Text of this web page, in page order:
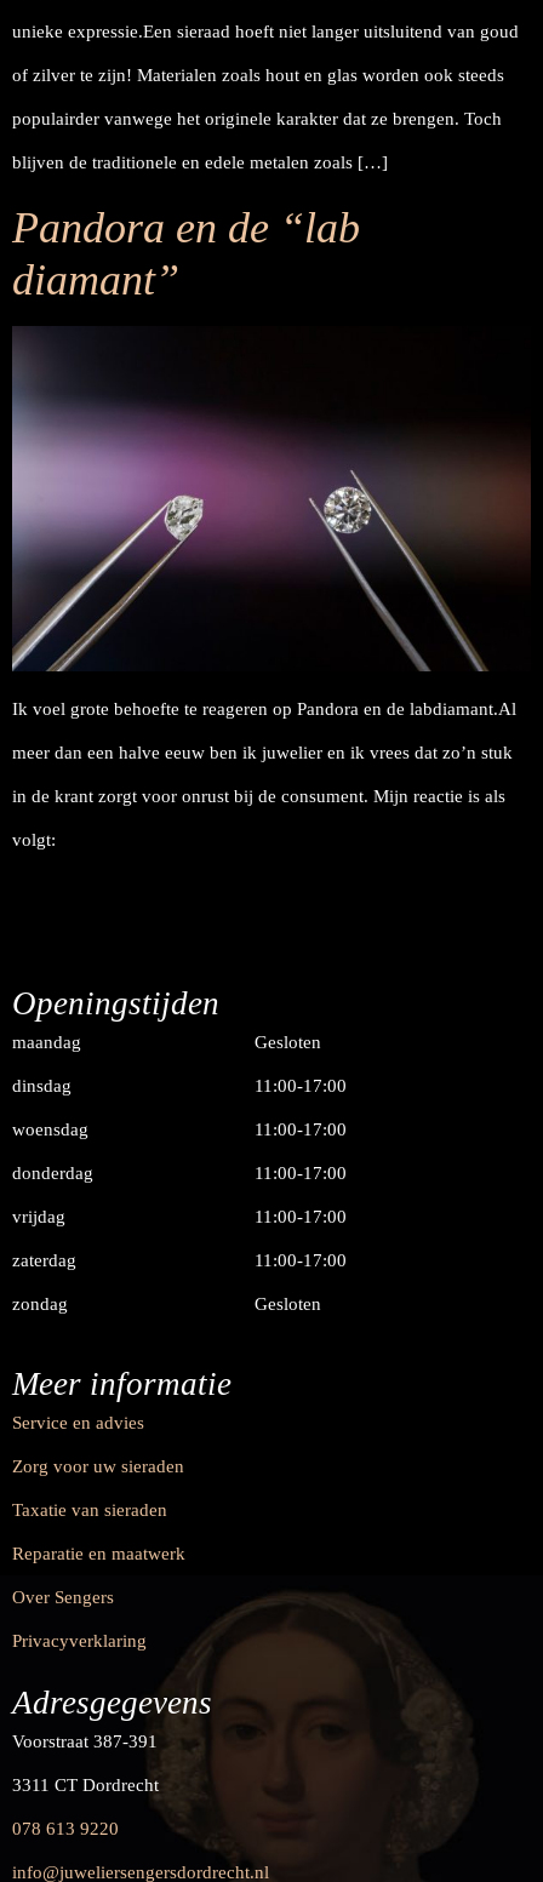
unieke expressie.Een sieraad hoeft niet langer uitsluitend van goud
of zilver te zijn! Materialen zoals hout en glas worden ook steeds
populairder vanwege het originele karakter dat ze brengen. Toch
blijven de traditionele en edele metalen zoals […]
Pandora en de “lab
diamant”
Ik voel grote behoefte te reageren op Pandora en de labdiamant.Al
meer dan een halve eeuw ben ik juwelier en ik vrees dat zo’n stuk
in de krant zorgt voor onrust bij de consument. Mijn reactie is als
volgt:
Openingstijden
maandag Gesloten
dinsdag 11:00-17:00
woensdag 11:00-17:00
donderdag 11:00-17:00
vrijdag 11:00-17:00
zaterdag 11:00-17:00
zondag Gesloten
Meer informatie
Service en advies
Zorg voor uw sieraden
Taxatie van sieraden
Reparatie en maatwerk
Over Sengers
Privacyverklaring
Adresgegevens
Voorstraat 387-391
3311 CT Dordrecht
078 613 9220
info@juweliersengersdordrecht.nl